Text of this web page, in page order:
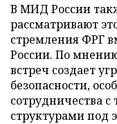
В МИД России
рассматривают
стремления ФРГ
России. По
встреч создает
безопасности,
сотрудничества
структурами под